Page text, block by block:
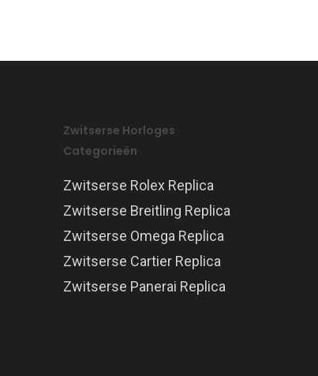
Zwitserse Horloges
Categorieën
Zwitserse Rolex Replica
Zwitserse Breitling Replica
Zwitserse Omega Replica
Zwitserse Cartier Replica
Zwitserse Panerai Replica